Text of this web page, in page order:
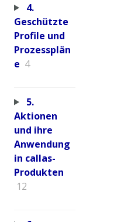
4.
Geschützte
Profile und
Prozessplän
e 4
5.
Aktionen
und ihre
Anwendung
in callas-
Produkten
12